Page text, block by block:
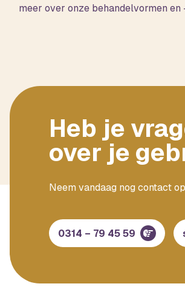
meer over onze behandelvormen en
Heb je
over je
Neem vandaag nog contact
0314 – 79 45 59